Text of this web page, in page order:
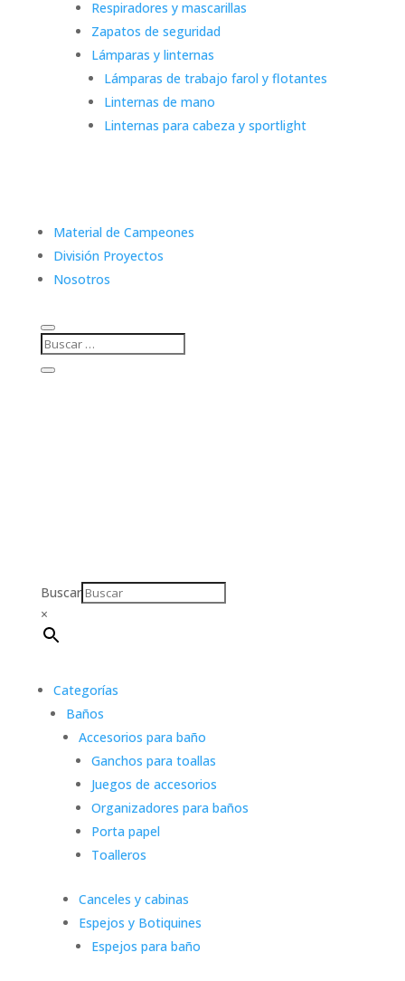
Respiradores y mascarillas
Zapatos de seguridad
Lámparas y linternas
Lámparas de trabajo farol y flotantes
Linternas de mano
Linternas para cabeza y sportlight
Material de Campeones
División Proyectos
Nosotros
Buscar
×
Categorías
Baños
Accesorios para baño
Ganchos para toallas
Juegos de accesorios
Organizadores para baños
Porta papel
Toalleros
Canceles y cabinas
Espejos y Botiquines
Espejos para baño